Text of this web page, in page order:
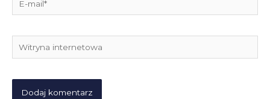
mail*
Witryna
internetowa